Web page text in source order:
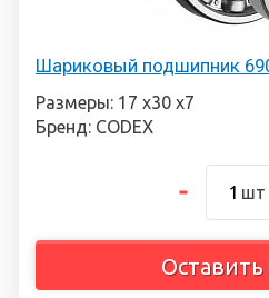
Шариковый подшипник
Размеры: 17 х30 х7
Бренд: CODEX
шт
Оставить